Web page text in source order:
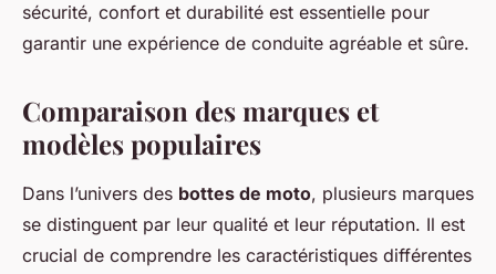
sécurité, confort et durabilité est essentielle pour
garantir une expérience de conduite agréable et sûre.
Comparaison des marques et
modèles populaires
Dans l’univers des bottes de moto, plusieurs marques
se distinguent par leur qualité et leur réputation. Il est
crucial de comprendre les caractéristiques différentes